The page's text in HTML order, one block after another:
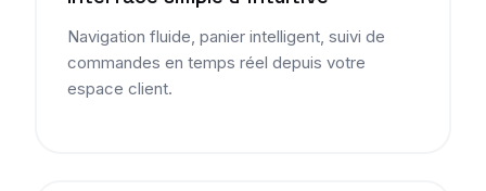
Navigation fluide, panier intelligent, suivi de
commandes en temps réel depuis votre
espace client.